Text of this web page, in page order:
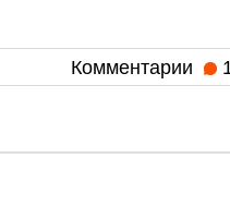
Комментарии